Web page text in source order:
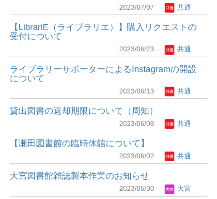
2023/07/07 共通
【LibrariE（ライブラリエ）】購入リクエストの
受付について
2023/06/23 共通
ライブラリーサポーターによるInstagramの開設
について
2023/06/13 共通
貸出図書の返却期限について（周知）
2023/06/08 共通
【瀬田図書館の臨時休館について】
2023/06/02 共通
大宮図書館雑誌製本作業のお知らせ
2023/05/30 大宮